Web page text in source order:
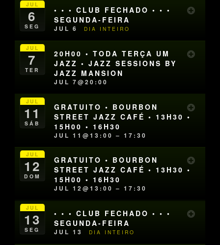
JUL
6
SEG
• • • CLUB FECHADO • • •
SEGUNDA-FEIRA
JUL 6 DIA INTEIRO
JUL
7
TER
20H00 • TODA TERÇA UM
JAZZ • JAZZ SESSIONS BY
JAZZ MANSION
JUL 7@20:00
JUL
11
SÁB
GRATUITO • BOURBON
STREET JAZZ CAFÉ • 13H30 •
15H00 • 16H30
JUL 11@13:00 – 17:30
JUL
12
DOM
GRATUITO • BOURBON
STREET JAZZ CAFÉ • 13H30 •
15H00 • 16H30
JUL 12@13:00 – 17:30
JUL
13
SEG
• • • CLUB FECHADO • • •
SEGUNDA-FEIRA
JUL 13 DIA INTEIRO